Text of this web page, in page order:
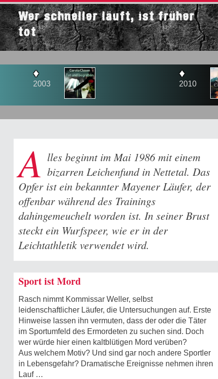
Wer schneller läuft, ist früher
tot
A lles beginnt im Mai 1986 mit einem
bizarren Leichenfund in Nettetal. Das
Opfer ist ein bekannter Mayener Läufer, der
offenbar während des Trainings
dahingemeuchelt worden ist. In seiner Brust
steckt ein Wurfspeer, wie er in der
Leichtathletik verwendet wird.
Sport ist Mord
Rasch nimmt Kommissar Weller, selbst
leidenschaftlicher Läufer, die Untersuchungen auf. Erste
Hinweise lassen ihn vermuten, dass der oder die Täter
im Sportumfeld des Ermordeten zu suchen sind. Doch
wer würde hier einen kaltblütigen Mord verüben?
Aus welchem Motiv? Und sind gar noch andere Sportler
in Lebensgefahr? Dramatische Ereignisse nehmen ihren
Lauf …